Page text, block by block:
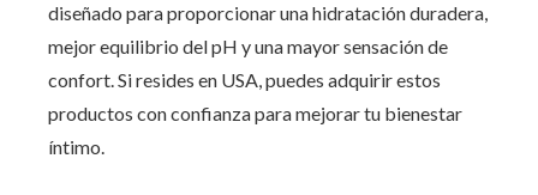
diseñado para proporcionar una hidratación duradera,
mejor equilibrio del pH y una mayor sensación de
confort. Si resides en USA, puedes adquirir estos
productos con confianza para mejorar tu bienestar
íntimo.